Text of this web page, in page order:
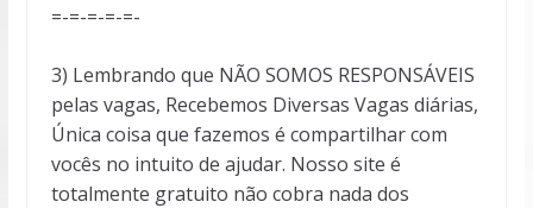
=-=-=-=-=-
3) Lembrando que NÃO SOMOS RESPONSÁVEIS
pelas vagas, Recebemos Diversas Vagas diárias,
Única coisa que fazemos é compartilhar com
vocês no intuito de ajudar. Nosso site é
totalmente gratuito não cobra nada dos